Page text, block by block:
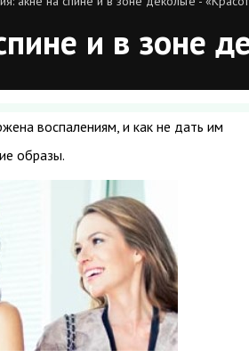
и в зоне
воспалениям, и как не дать им
образы.